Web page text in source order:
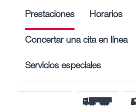
Prestaciones Horarios
Concertar una cita en línea
Servicios especiales